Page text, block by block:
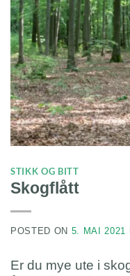
STIKK OG BITT
Skogflått
POSTED ON 5. MAI 2021
Er du mye ute i